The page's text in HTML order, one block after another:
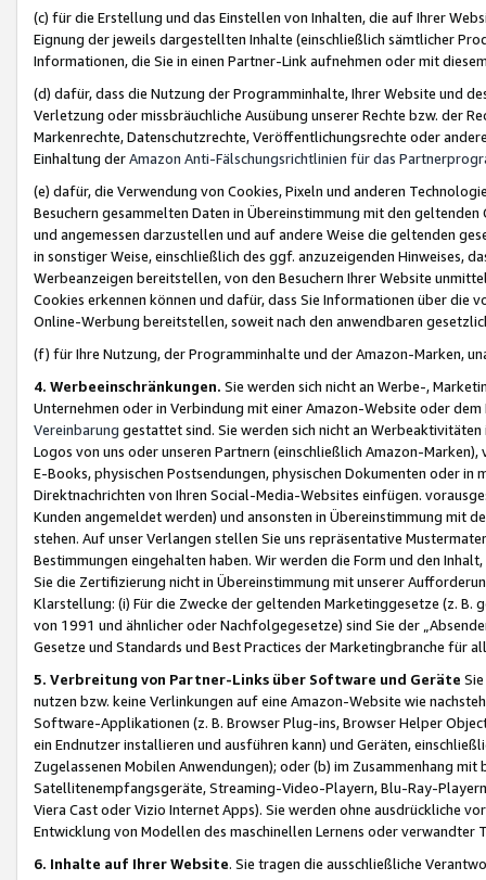
(c) für die Erstellung und das Einstellen von Inhalten, die auf Ihrer
Eignung der jeweils dargestellten Inhalte (einschließlich sämtlicher
Informationen, die Sie in einen Partner-Link aufnehmen oder mit
(d) dafür, dass die Nutzung der Programminhalte, Ihrer Website und
Verletzung oder missbräuchliche Ausübung unserer Rechte bzw. der
Markenrechte, Datenschutzrechte, Veröffentlichungsrechte oder
Einhaltung derAmazon Anti-Fälschungsrichtlinien für das
(e) dafür, die Verwendung von Cookies, Pixeln und anderen
Besuchern gesammelten Daten in Übereinstimmung mit den
und angemessen darzustellen und auf andere Weise die geltenden
in sonstiger Weise, einschließlich des ggf. anzuzeigenden Hinweises,
Werbeanzeigen bereitstellen, von den Besuchern Ihrer Website
Cookies erkennen können und dafür, dass Sie Informationen über die
Online-Werbung bereitstellen, soweit nach den anwendbaren
(f) für Ihre Nutzung, der Programminhalte und der Amazon-Marken,
4. Werbeeinschränkungen. Sie werden sich nicht an Werbe-,
Unternehmen oder in Verbindung mit einer Amazon-Website oder
Vereinbarung gestattet sind. Sie werden sich nicht an
Logos von uns oder unseren Partnern (einschließlich Amazon-
E-Books, physischen Postsendungen, physischen Dokumenten oder in
Direktnachrichten von Ihren Social-Media-Websites einfügen.
Kunden angemeldet werden) und ansonsten in Übereinstimmung mit
stehen. Auf unser Verlangen stellen Sie uns repräsentative
Bestimmungen eingehalten haben. Wir werden die Form und den
Sie die Zertifizierung nicht in Übereinstimmung mit unserer
Klarstellung: (i) Für die Zwecke der geltenden Marketinggesetze (z. B.
von 1991 und ähnlicher oder Nachfolgegesetze) sind Sie der
Gesetze und Standards und Best Practices der Marketingbranche für
5. Verbreitung von Partner-Links über Software und Geräte
nutzen bzw. keine Verlinkungen auf eine Amazon-Website wie
Software-Applikationen (z. B. Browser Plug-ins, Browser Helper
ein Endnutzer installieren und ausführen kann) und Geräten,
Zugelassenen Mobilen Anwendungen); oder (b) im Zusammenhang
Satellitenempfangsgeräte, Streaming-Video-Playern, Blu-Ray-
Viera Cast oder Vizio Internet Apps). Sie werden ohne ausdrückliche
Entwicklung von Modellen des maschinellen Lernens oder
6. Inhalte auf Ihrer Website. Sie tragen die ausschließliche